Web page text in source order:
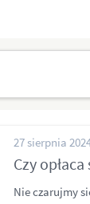
27 sierpnia
Czy
Nie czarujmy